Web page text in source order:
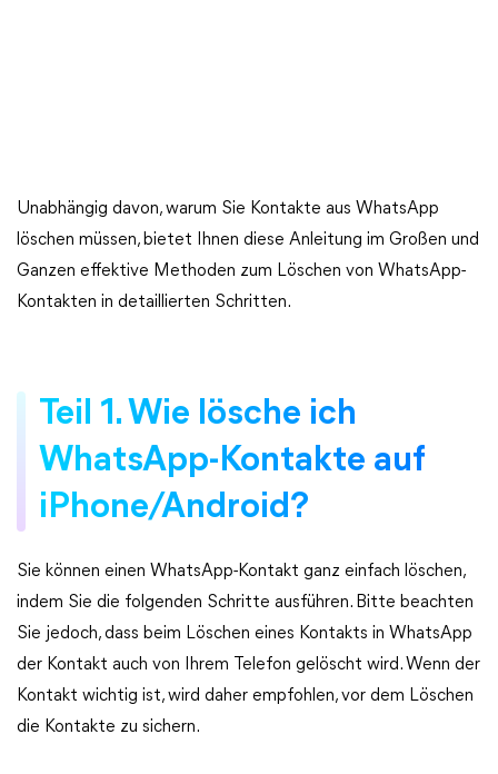
Unabhängig davon, warum Sie Kontakte aus WhatsApp
löschen müssen, bietet Ihnen diese Anleitung im Großen und
Ganzen effektive Methoden zum Löschen von WhatsApp-
Kontakten in detaillierten Schritten.
Teil 1. Wie lösche ich
WhatsApp-Kontakte auf
iPhone/Android?
Sie können einen WhatsApp-Kontakt ganz einfach löschen,
indem Sie die folgenden Schritte ausführen. Bitte beachten
Sie jedoch, dass beim Löschen eines Kontakts in WhatsApp
der Kontakt auch von Ihrem Telefon gelöscht wird. Wenn der
Kontakt wichtig ist, wird daher empfohlen, vor dem Löschen
die Kontakte zu sichern.